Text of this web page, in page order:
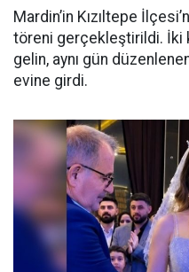
Mardin’in Kızıltepe
töreni gerçekleştirildi. İki
gelin, aynı gün
evine girdi.